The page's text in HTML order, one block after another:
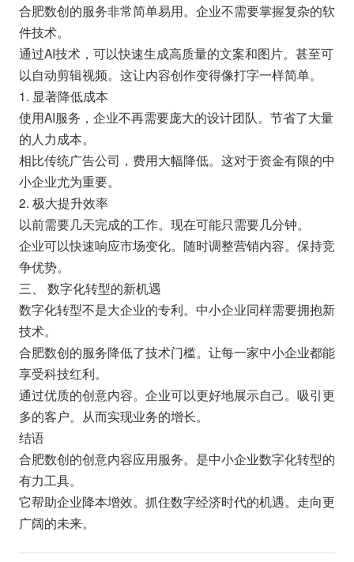
合肥数创的服务非常简单易用。企业不需要掌握复杂的软
件技术。
通过AI技术，可以快速生成高质量的文案和图片。甚至可
以自动剪辑视频。这让内容创作变得像打字一样简单。
1. 显著降低成本
使用AI服务，企业不再需要庞大的设计团队。节省了大量
的人力成本。
相比传统广告公司，费用大幅降低。这对于资金有限的中
小企业尤为重要。
2. 极大提升效率
以前需要几天完成的工作。现在可能只需要几分钟。
企业可以快速响应市场变化。随时调整营销内容。保持竞
争优势。
三、 数字化转型的新机遇
数字化转型不是大企业的专利。中小企业同样需要拥抱新
技术。
合肥数创的服务降低了技术门槛。让每一家中小企业都能
享受科技红利。
通过优质的创意内容。企业可以更好地展示自己。吸引更
多的客户。从而实现业务的增长。
结语
合肥数创的创意内容应用服务。是中小企业数字化转型的
有力工具。
它帮助企业降本增效。抓住数字经济时代的机遇。走向更
广阔的未来。